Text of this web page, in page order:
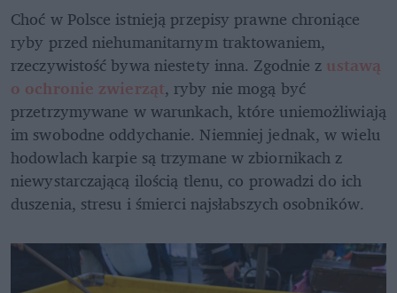
Choć w Polsce istnieją przepisy prawne chroniące
ryby przed niehumanitarnym traktowaniem,
rzeczywistość bywa niestety inna. Zgodnie z ustawą
o ochronie zwierząt, ryby nie mogą być
przetrzymywane w warunkach, które uniemożliwiają
im swobodne oddychanie. Niemniej jednak, w wielu
hodowlach karpie są trzymane w zbiornikach z
niewystarczającą ilością tlenu, co prowadzi do ich
duszenia, stresu i śmierci najsłabszych osobników.